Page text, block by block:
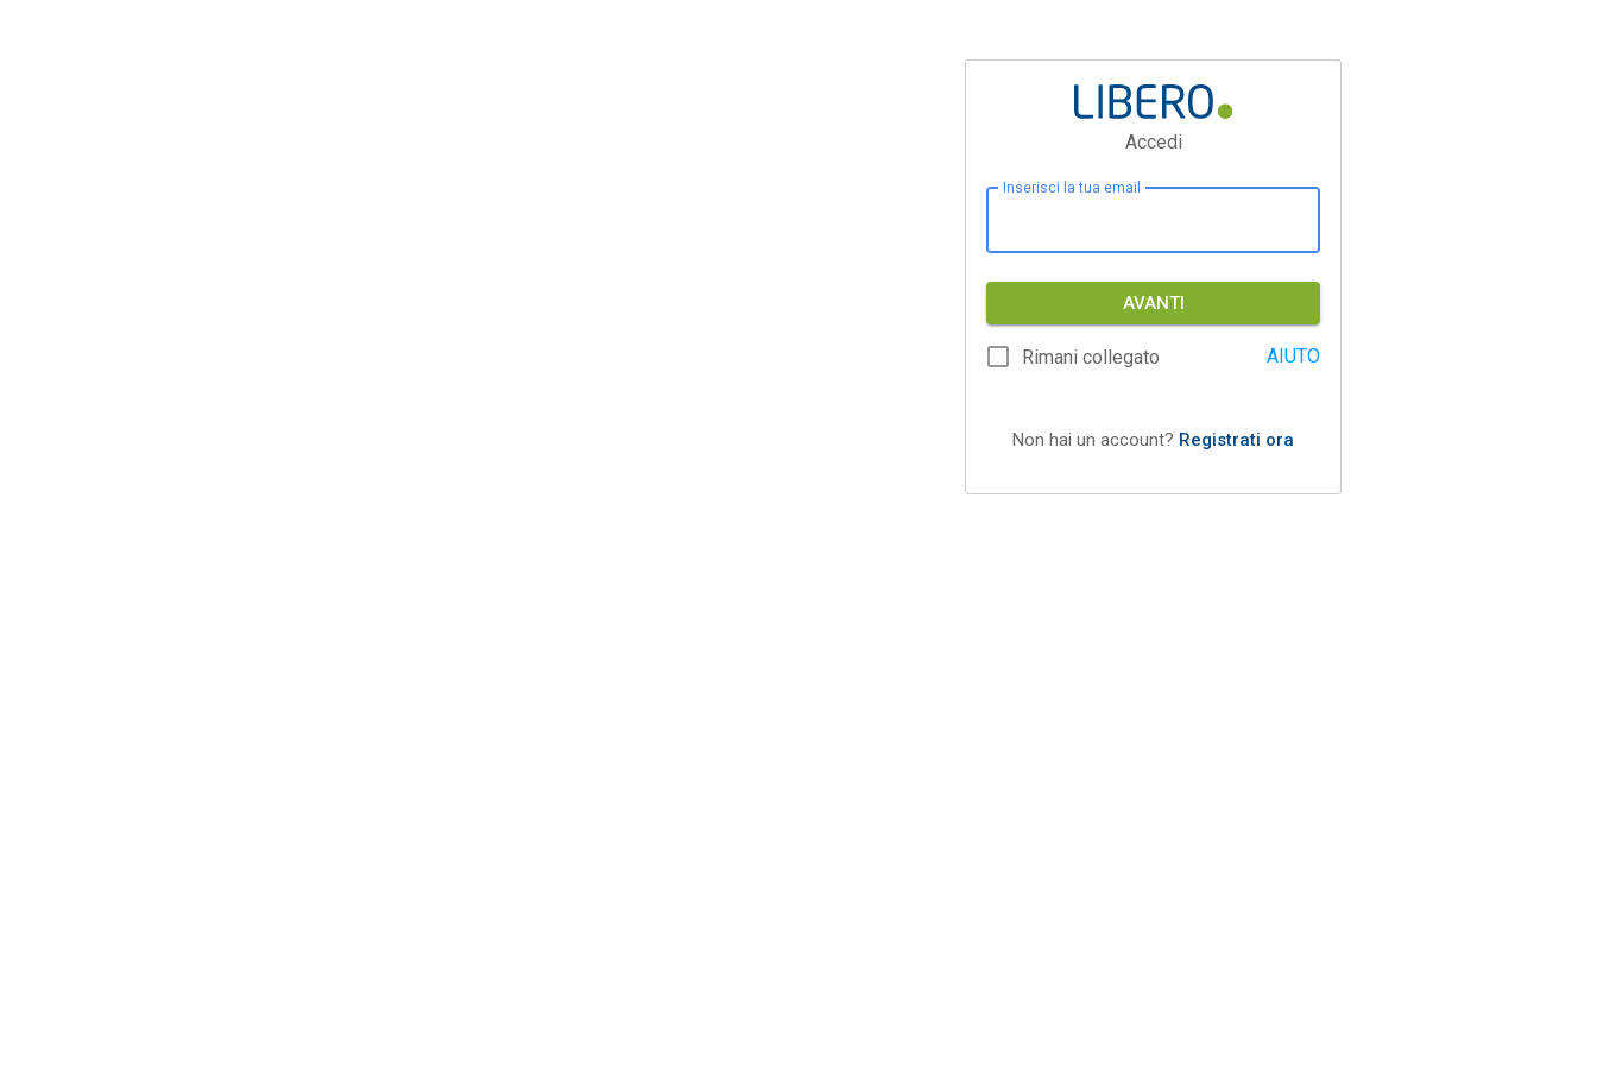
Accedi
Inserisci la tua email
AVANTI
Rimani collegato AIUTO
Non hai un account? Registrati ora